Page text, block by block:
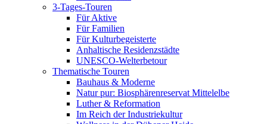
3-Tages-Touren
Für Aktive
Für Familien
Für Kulturbegeisterte
Anhaltische Residenzstädte
UNESCO-Welterbetour
Thematische Touren
Bauhaus & Moderne
Natur pur: Biosphärenreservat Mittelelbe
Luther & Reformation
Im Reich der Industriekultur